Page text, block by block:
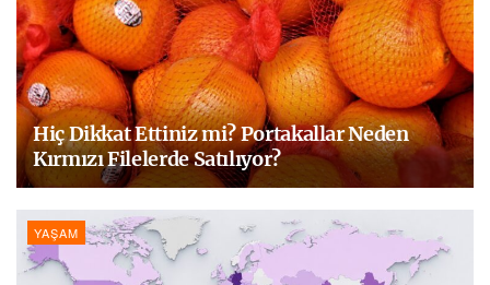
Hiç Dikkat Ettiniz mi? Portakallar Neden
Kırmızı Filelerde Satılıyor?
YAŞAM